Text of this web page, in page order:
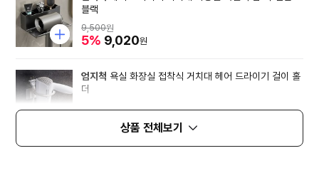
블랙
9,500원
5% 9,020원
엄지척 욕실 화장실 접착식 거치대 헤어 드라이기 걸이 홀
더
14,600원
13,870원
상품 전체보기